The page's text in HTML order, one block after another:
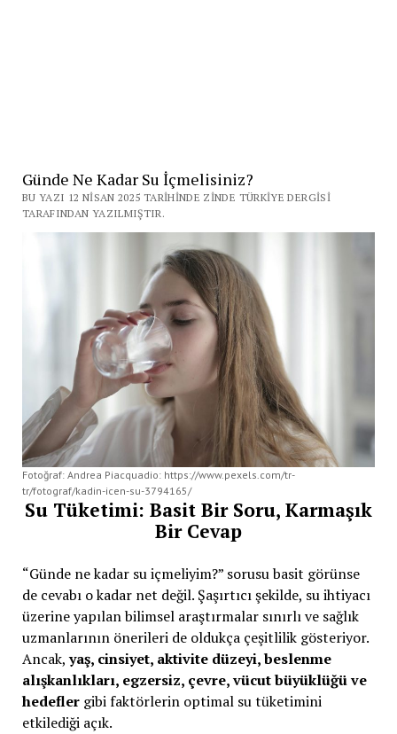
Günde Ne Kadar Su İçmelisiniz?
BU YAZI 12 NISAN 2025 TARIHINDE ZINDE TÜRKIYE DERGISI
TARAFINDAN YAZILMIŞTIR.
Fotoğraf: Andrea Piacquadio: https://www.pexels.com/tr-
tr/fotograf/kadin-icen-su-3794165/
Su Tüketimi: Basit Bir Soru, Karmaşık
Bir Cevap
“Günde ne kadar su içmeliyim?” sorusu basit görünse
de cevabı o kadar net değil. Şaşırtıcı şekilde, su ihtiyacı
üzerine yapılan bilimsel araştırmalar sınırlı ve sağlık
uzmanlarının önerileri de oldukça çeşitlilik gösteriyor.
Ancak,yaş, cinsiyet, aktivite düzeyi, beslenme
alışkanlıkları, egzersiz, çevre, vücut büyüklüğü ve
hedeflergibi faktörlerin optimal su tüketimini
etkilediği açık.